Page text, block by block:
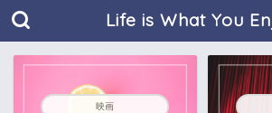
Life is What You
映画